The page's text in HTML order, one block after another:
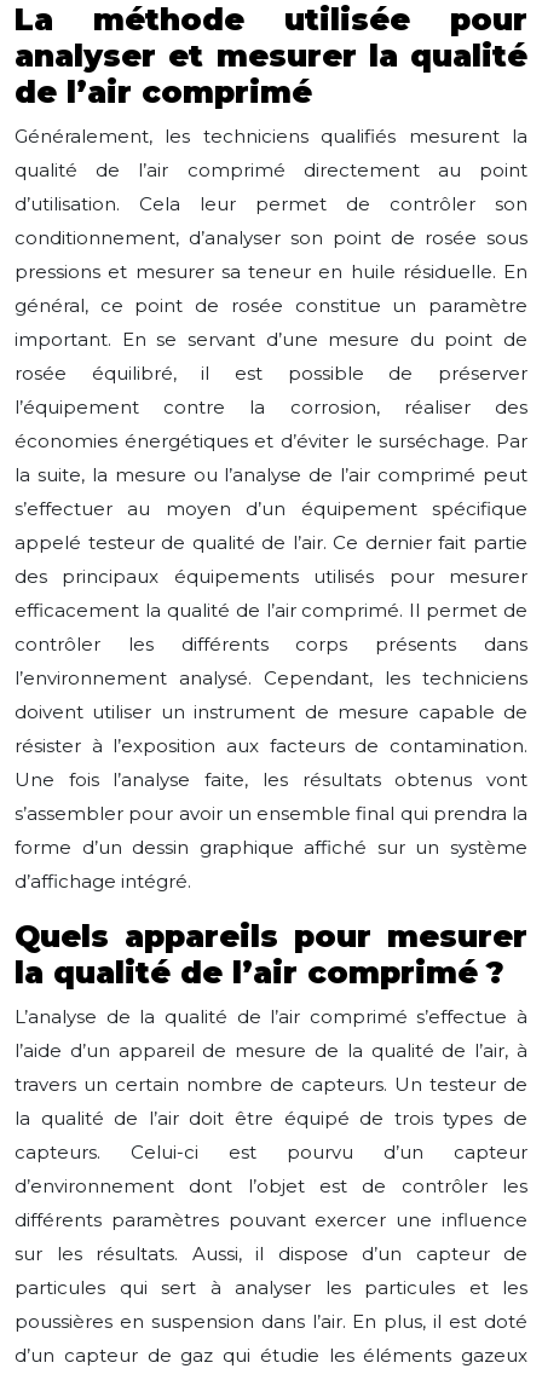
La méthode utilisée pour
analyser et mesurer la qualité
de l’air comprimé
Généralement, les techniciens qualifiés mesurent la
qualité de l’air comprimé directement au point
d’utilisation. Cela leur permet de contrôler son
conditionnement, d’analyser son point de rosée sous
pressions et mesurer sa teneur en huile résiduelle. En
général, ce point de rosée constitue un paramètre
important. En se servant d’une mesure du point de
rosée équilibré, il est possible de préserver
l’équipement contre la corrosion, réaliser des
économies énergétiques et d’éviter le surséchage. Par
la suite, la mesure ou l’analyse de l’air comprimé peut
s’effectuer au moyen d’un équipement spécifique
appelé testeur de qualité de l’air. Ce dernier fait partie
des principaux équipements utilisés pour mesurer
efficacement la qualité de l’air comprimé. Il permet de
contrôler les différents corps présents dans
l’environnement analysé. Cependant, les techniciens
doivent utiliser un instrument de mesure capable de
résister à l’exposition aux facteurs de contamination.
Une fois l’analyse faite, les résultats obtenus vont
s’assembler pour avoir un ensemble final qui prendra la
forme d’un dessin graphique affiché sur un système
d’affichage intégré.
Quels appareils pour mesurer
la qualité de l’air comprimé ?
L’analyse de la qualité de l’air comprimé s’effectue à
l’aide d’un appareil de mesure de la qualité de l’air, à
travers un certain nombre de capteurs. Un testeur de
la qualité de l’air doit être équipé de trois types de
capteurs. Celui-ci est pourvu d’un capteur
d’environnement dont l’objet est de contrôler les
différents paramètres pouvant exercer une influence
sur les résultats. Aussi, il dispose d’un capteur de
particules qui sert à analyser les particules et les
poussières en suspension dans l’air. En plus, il est doté
d’un capteur de gaz qui étudie les éléments gazeux